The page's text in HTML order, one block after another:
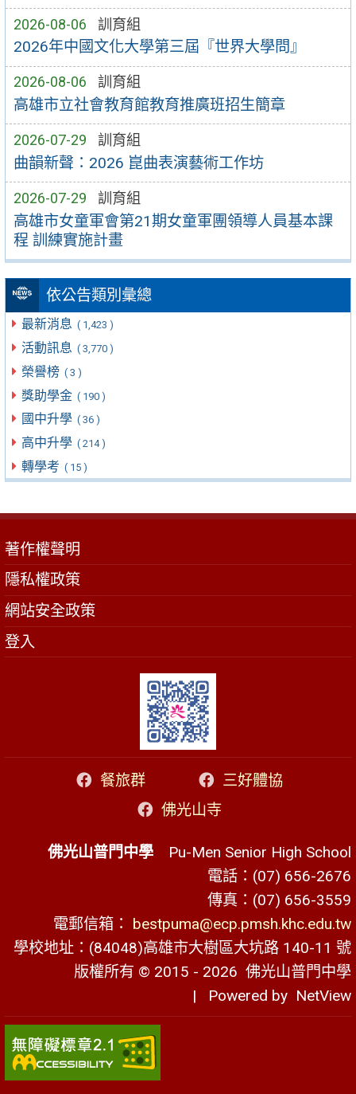
2026-08-06 訓育組
2026年中國文化大學第三屆『世界大學問』
2026-08-06 訓育組
高雄市立社會教育館教育推廣班招生簡章
2026-07-29 訓育組
曲韻新聲：2026 崑曲表演藝術工作坊
2026-07-29 訓育組
高雄市女童軍會第21期女童軍團領導人員基本課
程 訓練實施計畫
依公告類別彙總
最新消息 ( 1,423 )
活動訊息 ( 3,770 )
榮譽榜 ( 3 )
獎助學金 ( 190 )
國中升學 ( 36 )
高中升學 ( 214 )
轉學考 ( 15 )
著作權聲明
隱私權政策
網站安全政策
登入
餐旅群
三好體協
佛光山寺
佛光山普門中學 Pu-Men Senior High School
電話：(07) 656-2676
傳真：(07) 656-3559
電郵信箱： bestpuma@ecp.pmsh.khc.edu.tw
學校地址：(84048)高雄市大樹區大坑路 140-11 號
版權所有 © 2015 - 2026 佛光山普門中學
| Powered by NetView